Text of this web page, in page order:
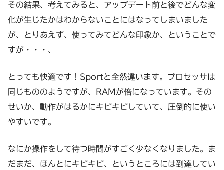
その結果、考えてみると、アップデート前と後でどんな変
化が生じたかはわからないことにはなってしまいました
が、とりあえず、使ってみてどんな印象か、ということで
すが・・・、
とっても快適です！Sportと全然違います。プロセッサは
同じもののようですが、RAMが倍になっています。その
せいか、動作がはるかにキビキビしていて、圧倒的に使い
やすいです。
なにか操作をして待つ時間がすごく少なくなりました。ま
だまだ、ほんとにキビキビ、というところには到達してい